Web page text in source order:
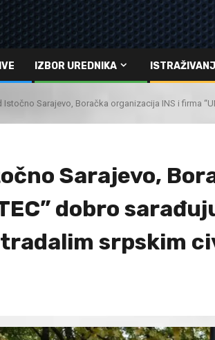
IZBOR UREDNIKA
Istočno Sarajevo, Boračka organizacija INS i firma
Sarajevo,
dobro
srpskim